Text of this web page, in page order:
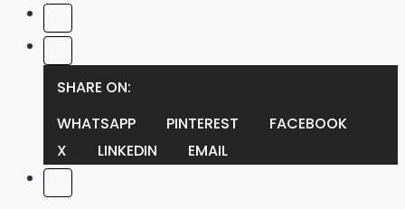
SHARE ON:
WHATSAPP
PINTEREST
FACEBOOK
X
LINKEDIN EMAIL